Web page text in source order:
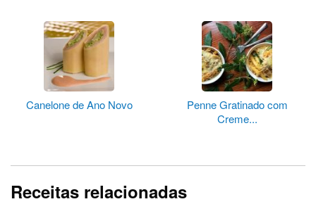
Canelone de Ano Novo
Penne Gratinado com
Creme...
Receitas relacionadas